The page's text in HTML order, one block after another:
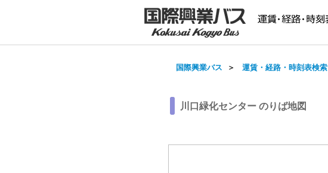
国際興業バス ＞ 運賃・経路・時刻表検索
川口緑化センター のりば地図